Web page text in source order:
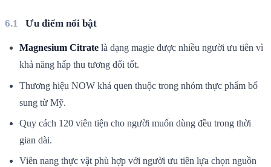
Ưu điểm nổi bật
Magnesium Citrate là dạng magie được nhiều người ưu tiên vì
khả năng hấp thu tương đối tốt.
Thương hiệu NOW khá quen thuộc trong nhóm thực phẩm bổ
sung từ Mỹ.
Quy cách 120 viên tiện cho người muốn dùng đều trong thời
gian dài.
Viên nang thực vật phù hợp với người ưu tiên lựa chọn nguồn